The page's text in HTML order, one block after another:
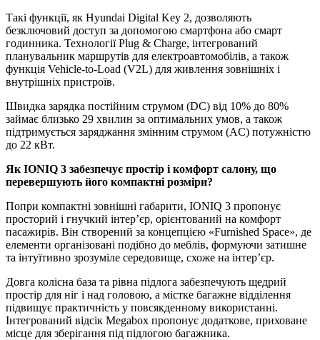
Такі функції, як Hyundai Digital Key 2, дозволяють
безключовий доступ за допомогою смартфона або смарт
годинника. Технології Plug & Charge, інтегрований
планувальник маршрутів для електроавтомобілів, а також
функція Vehicle-to-Load (V2L) для живлення зовнішніх і
внутрішніх пристроїв.
Швидка зарядка постійним струмом (DC) від 10% до 80%
займає близько 29 хвилин за оптимальних умов, а також
підтримується заряджання змінним струмом (AC) потужністю
до 22 кВт.
Як IONIQ 3 забезпечує простір і комфорт салону, що
перевершують його компактні розміри?
Попри компактні зовнішні габарити, IONIQ 3 пропонує
просторий і гнучкий інтер’єр, орієнтований на комфорт
пасажирів. Він створений за концепцією «Furnished Space», де
елементи організовані подібно до меблів, формуючи затишне
та інтуїтивно зрозуміле середовище, схоже на інтер’єр.
Довга колісна база та рівна підлога забезпечують щедрий
простір для ніг і над головою, а містке багажне відділення
підвищує практичність у повсякденному використанні.
Інтегрований відсік Megabox пропонує додаткове, приховане
місце для зберігання під підлогою багажника.